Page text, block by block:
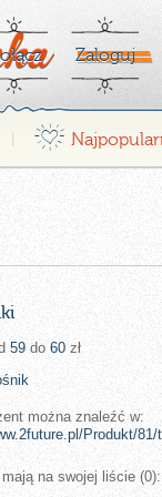
Zaloguj
¤
59 do 60 zł
można znaleźć w:
Produkt/81/
na swojej liście (0):